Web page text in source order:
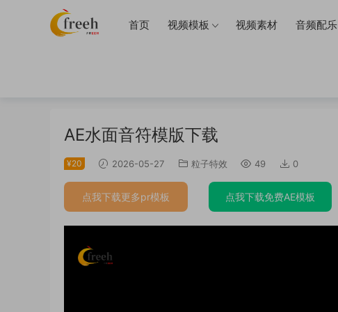
首页 视频模板 视频素材 音频配乐
AE水面音符模版下载
¥20 2026-05-27 粒子特效 49 0
点我下载更多pr模板 点我下载免费AE模板